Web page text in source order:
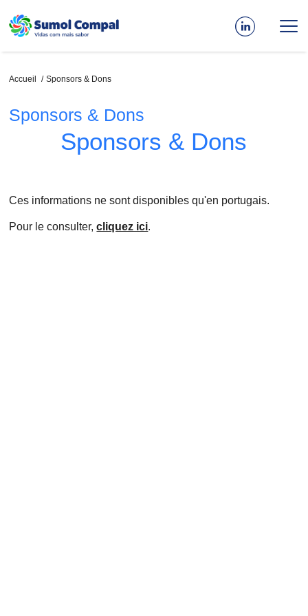
au
Fil
Accueil Sponsors & Dons
Sponsors & Dons
Sponsors & Dons
Ces informations ne sont disponibles qu'en portugais.
Pour le consulter,cliquez ici.